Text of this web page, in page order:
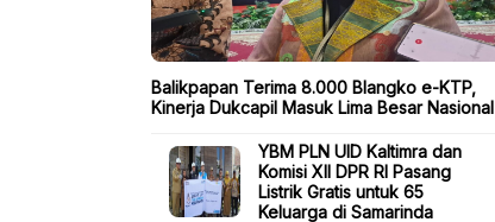
Balikpapan Terima 8.000 Blangko e-KTP,
Kinerja Dukcapil Masuk Lima Besar Nasional
YBM PLN UID Kaltimra dan
Komisi XII DPR RI Pasang
Listrik Gratis untuk 65
Keluarga di Samarinda